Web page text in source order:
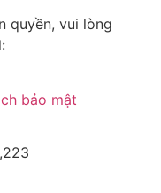
quyền, vui lòng
bảo mật